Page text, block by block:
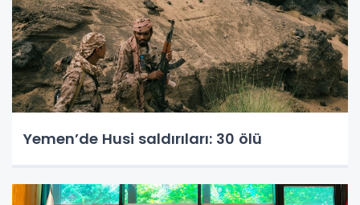
Yemen’de Husi saldırıları: 30 ölü